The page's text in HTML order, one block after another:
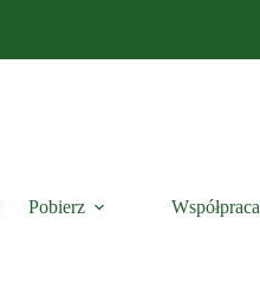
Pobierz Współpraca